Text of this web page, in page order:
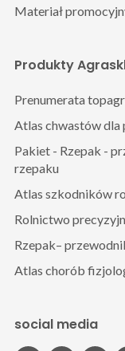
Produkty
Prenumerata
Atlas chwastów dla
Pakiet - Rzepak -
rzepaku
Atlas szkodników
Rolnictwo
Rzepak–
Atlas chorób
Materiał
social media